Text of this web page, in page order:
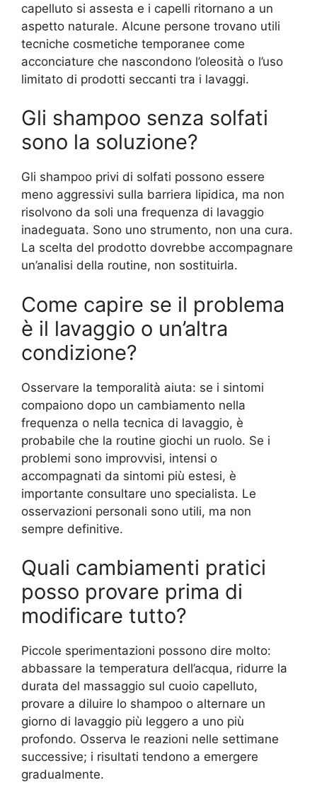
capelluto si assesta e i capelli ritornano a un
aspetto naturale. Alcune persone trovano utili
tecniche cosmetiche temporanee come
acconciature che nascondono l’oleosità o l’uso
limitato di prodotti seccanti tra i lavaggi.
Gli shampoo senza solfati
sono la soluzione?
Gli shampoo privi di solfati possono essere
meno aggressivi sulla barriera lipidica, ma non
risolvono da soli una frequenza di lavaggio
inadeguata. Sono uno strumento, non una cura.
La scelta del prodotto dovrebbe accompagnare
un’analisi della routine, non sostituirla.
Come capire se il problema
è il lavaggio o un’altra
condizione?
Osservare la temporalità aiuta: se i sintomi
compaiono dopo un cambiamento nella
frequenza o nella tecnica di lavaggio, è
probabile che la routine giochi un ruolo. Se i
problemi sono improvvisi, intensi o
accompagnati da sintomi più estesi, è
importante consultare uno specialista. Le
osservazioni personali sono utili, ma non
sempre definitive.
Quali cambiamenti pratici
posso provare prima di
modificare tutto?
Piccole sperimentazioni possono dire molto:
abbassare la temperatura dell’acqua, ridurre la
durata del massaggio sul cuoio capelluto,
provare a diluire lo shampoo o alternare un
giorno di lavaggio più leggero a uno più
profondo. Osserva le reazioni nelle settimane
successive; i risultati tendono a emergere
gradualmente.